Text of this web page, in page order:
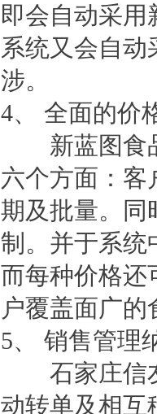
即会自动采用
系统又会自动
涉。
4、 全面的价
新蓝图食品
六个方面：客
期及批量。同
制。并于系统
而每种价格还
户覆盖面广的
5、 销售管理
石家庄信友
动转单及相互